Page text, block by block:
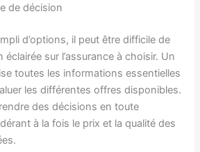
de décision
d’options, il peut être difficile de
sur l’assurance à choisir. Un
toutes les informations essentielles
les différentes offres disponibles.
des décisions en toute
à la fois le prix et la qualité des